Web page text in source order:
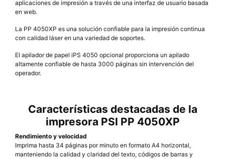
aplicaciones de impresión a través de una interfaz de usuario basada
en web.
La PP 4050XP es una solución confiable para la impresión continua
con calidad láser en una variedad de soportes.
El apilador de papel iPS 4050 opcional proporciona un apilado
altamente confiable de hasta 3000 páginas sin intervención del
operador.
Características destacadas de la
impresora PSI PP 4050XP
Rendimiento y velocidad
Imprima hasta 34 páginas por minuto en formato A4 horizontal,
manteniendo la calidad y claridad del texto, códigos de barras y